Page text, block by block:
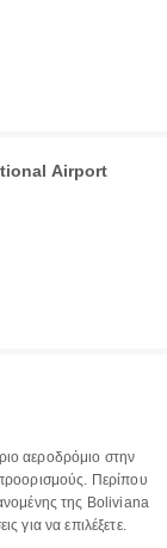
Airport
αεροδρόμιο στην
Περίπου
της Boliviana
για να επιλέξετε.